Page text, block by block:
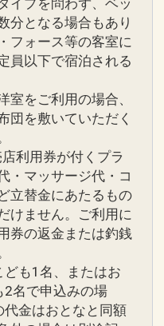
イプを問わず、ベッ
分となる場合もあり
フォース等の客室に
員以下で宿泊される
室をご利用の場合、
団を敷いていただく
利用券が付くプラ
・マッサージ代・コ
立替金にあたるもの
けません。ご利用に
券の返金または釣銭
ども1名、またはお
2名で申込みの場
金はおとなと同額